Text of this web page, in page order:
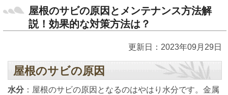
屋根のサビの原因とメンテナンス方法解
説！効果的な対策方法は？
更新日：2023年09月29日
屋根のサビの原因
水分：屋根のサビの原因となるのはやはり水分です。金属